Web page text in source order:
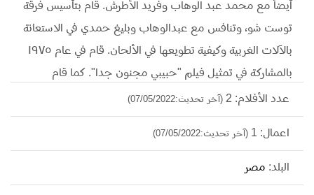
أيضاً مع محمد عبد الوهاب وفريد الأطرش. قام بتأسيس فرقة
توست شو٬ وتنافس مع عبدالوهاب وبليغ حمدي في الاستعانة
بالآلات الغربية وكيفية تطويعها في الألحان. قام في عام ١٩٧٥
بالمشاركة في تمثيل فيلم "حبيبي مجنون جدا". كما قام
بالألحان والموسيقى التصويرية لعدد من الأفلام والمسلسلات.
عام 2008 كرّمه المهرجان الدولي للأعلاميين المصريين
بجائزة أحسن موسيقى تصويرية عن المسلسل الإذاعي "أميرة
الحب والحرب" عن قصة حياة المطربة الراحلة اسمهان. وكان
نجاح المسلسل الإذاعي دافعاً للمسئولين عنه لتحويله إلى
عدد الأفلام: 2 (آخر تحديث:07/05/2022)
اعمال: 1 (آخر تحديث:07/05/2022)
البلد: مصر